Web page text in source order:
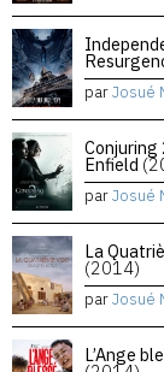
parJosué
Conjuring
Enfield
parJosué
La
(2014)
parJosué
L’Ange